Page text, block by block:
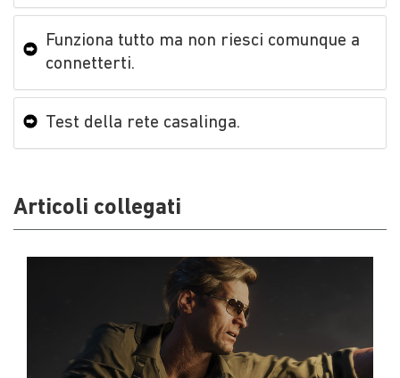
Funziona tutto ma non riesci comunque a
connetterti.
Test della rete casalinga.
Articoli collegati